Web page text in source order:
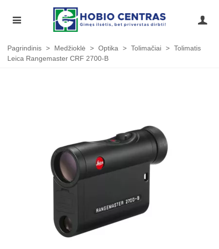
Pagrindinis > Medžioklė > Optika > Tolimačiai > Tolimatis
Leica Rangemaster CRF 2700-B